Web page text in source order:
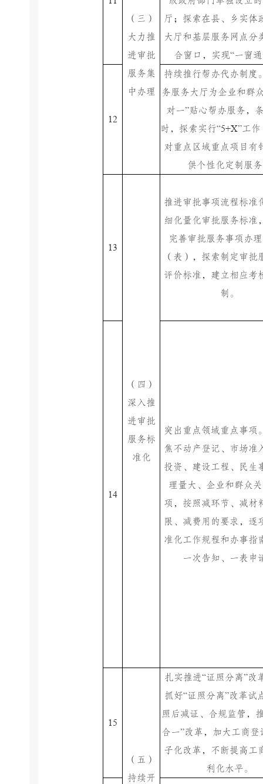
（三）
大力推
进审批
服务集
中办理
厅；探索在县、乡实体
大厅和基层服务网点分
合窗口，实现“一窗
12
持续推行帮办代办制度
务服务大厅为企业和群
对一”贴心帮办服务，
时，探索实行“5+X”工
对重点区域重点项目有
供个性化定制服
13
（四）
深入推
进审批
服务标
准化
推进审批事项流程标准
细化量化审批服务标准
完善审批服务事项办
（表），探索制定审批
评价标准，建立相应考
制。
14
突出重点领域重点事项
焦不动产登记、市场准
投资、建设工程、民生
理量大、企业和群众
项，按照减环节、减材
限、减费用的要求，逐
准化工作规程和办事指
一次告知、一表申
15
（五）
持续开
扎实推进“证照分离”改
抓好“证照分离”改革试
照后减证、合规监管，
合一”改革，加大工商登
子化改革，不断提高工
利化水平。